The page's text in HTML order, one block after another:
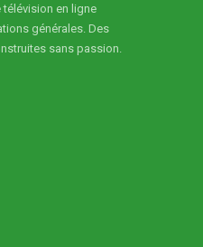
télévision en ligne
générales. Des
sans passion.